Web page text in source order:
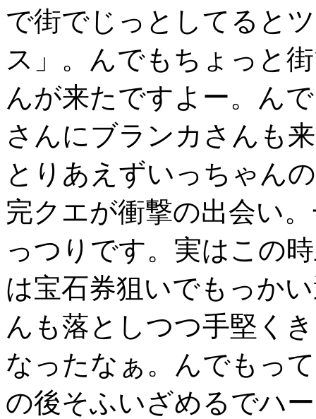
で街でじっとしてると
ス」。んでもちょっと
んが来たですよー。ん
さんにブランカさんも
とりあえずいっちゃん
完クエが衝撃の出会い
っつりです。実はこの
は宝石券狙いでもっか
んも落としつつ手堅く
なったなぁ。んでもっ
の後そふいざめるでハ